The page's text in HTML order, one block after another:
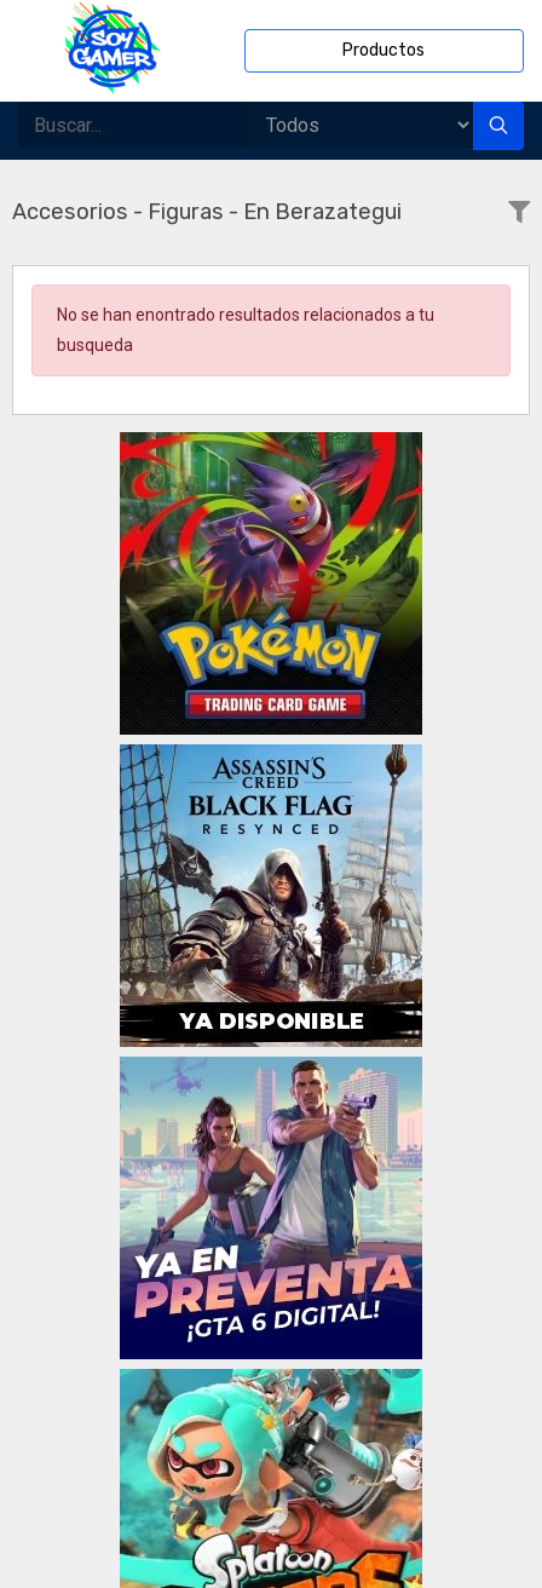
Productos
Accesorios - Figuras - En Berazategui
No se han enontrado resultados relacionados a tu
busqueda